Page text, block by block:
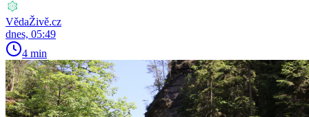
VědaŽivě.cz
dnes, 05:49
4 min